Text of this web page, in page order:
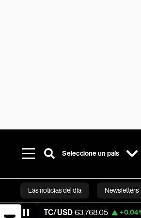
Seleccione un país
Las noticias del día Newsletters
USD 63,768.05 +0.04% ETH/USD